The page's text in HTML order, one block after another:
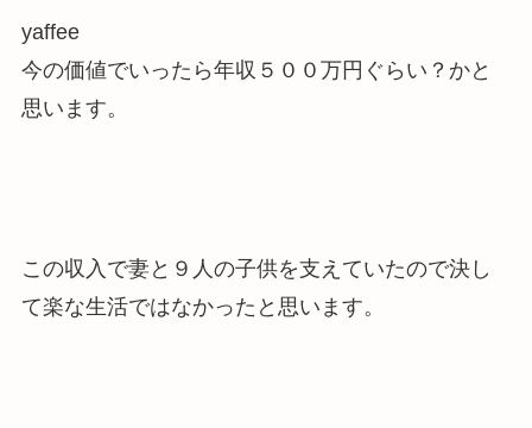
yaffee
今の価値でいったら年収５００万円ぐらい？かと
思います。
この収入で妻と９人の子供を支えていたので決し
て楽な生活ではなかった と思います。